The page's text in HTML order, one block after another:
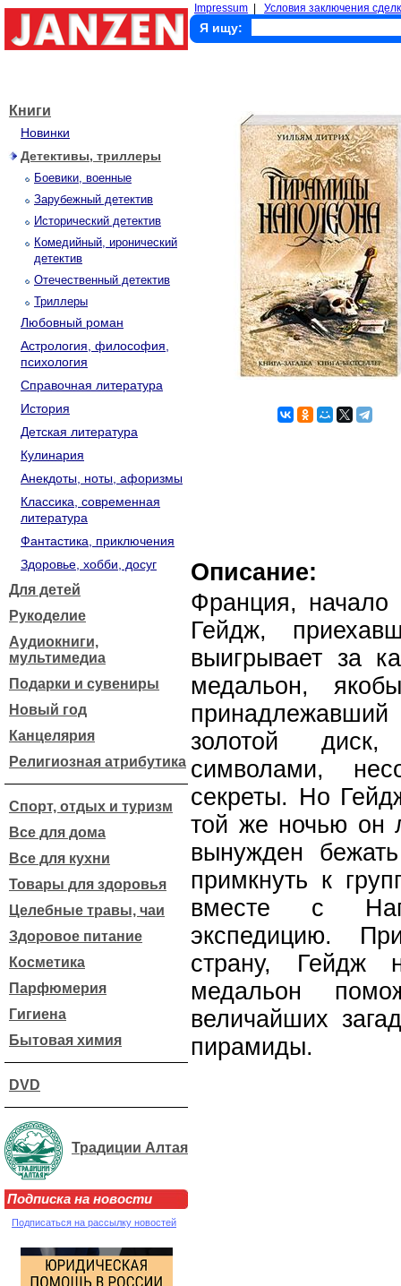
Impressum Условия заключения
Я ищу:
Книги
Новинки
Детективы, триллеры
Боевики, военные
Зарубежный детектив
Исторический детектив
Комедийный, иронический
детектив
Отечественный детектив
Триллеры
Любовный роман
Астрология, философия,
психология
Справочная литература
История
Детская литература
Кулинария
Анекдоты, ноты, афоризмы
Классика, современная
литература
Фантастика, приключения
Здоровье, хобби, досуг
Для детей
Рукоделие
Аудиокниги,
мультимедиа
Подарки и сувениры
Новый год
Канцелярия
Религиозная атрибутика
Спорт, отдых и туризм
Все для дома
Все для кухни
Товары для здоровья
Целебные травы, чаи
Здоровое питание
Косметика
Парфюмерия
Гигиена
Бытовая химия
DVD
Традиции Алтая
Подписка на новости
Подписаться на рассылку новостей
Описание:
Франция,
Гейдж,
выигрывает за
медальон,
золотой
символами,
секреты. Но
той же ночью он
вынужден
примкнуть к
вместе с
экспедицию.
страну, Гейдж
медальон
величайших
пирамиды.